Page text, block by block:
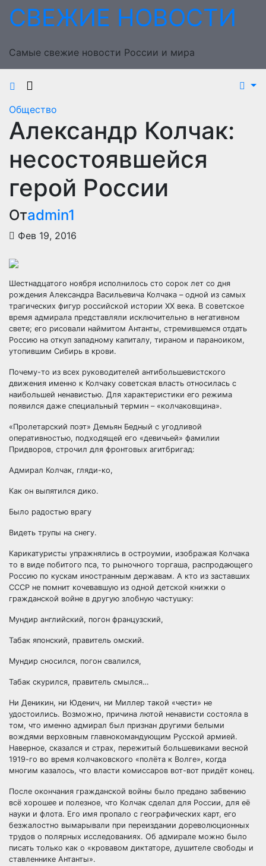
Перейти
СВЕЖИЕ НОВОСТИ
Самые свежие новости России и мира
Общество
Александр Колчак:
несостоявшейся
герой России
Отadmin1
Фев 19, 2016
Шестнадцатого ноября исполнилось сто сорок лет со дня
рождения Александра Васильевича Колчака – одной из самых
трагических фигур российской истории XX века. В советское
время адмирала представляли исключительно в негативном
свете; его рисовали наймитом Антанты, стремившемся отдать
Россию на откуп западному капиталу, тираном и параноиком,
утопившим Сибирь в крови.
Почему-то из всех руководителей антибольшевистского
движения именно к Колчаку советская власть относилась с
наибольшей ненавистью. Для характеристики его режима
появился даже специальный термин – «колчаковщина».
«Пролетарский поэт» Демьян Бедный с угодливой
оперативностью, подходящей его «девичьей» фамилии
Придворов, строчил для фронтовых агитбригад:
Адмирал Колчак, гляди-ко,
Как он выпятился дико.
Было радостью врагу
Видеть трупы на снегу.
Карикатуристы упражнялись в остроумии, изображая Колчака
то в виде побитого пса, то рыночного торгаша, распродающего
Россию по кускам иностранным державам. А кто из заставших
СССР не помнит кочевавшую из одной детской книжки о
гражданской войне в другую злобную частушку:
Мундир английский, погон французский,
Табак японский, правитель омский.
Мундир сносился, погон свалился,
Табак скурился, правитель смылся…
Ни Деникин, ни Юденич, ни Миллер такой «чести» не
удостоились. Возможно, причина лютой ненависти состояла в
том, что именно адмирал был признан другими белыми
вождями верховным главнокомандующим Русской армией.
Наверное, сказался и страх, пережитый большевиками весной
1919-го во время колчаковского «полёта к Волге», когда
многим казалось, что власти комиссаров вот-вот придёт конец.
После окончания гражданской войны было предано забвению
всё хорошее и полезное, что Колчак сделал для России, для её
науки и флота. Его имя пропало с географических карт, его
безжалостно вымарывали при переиздании дореволюционных
трудов о полярных исследованиях. Об адмирале можно было
писать только как о «кровавом диктаторе, душителе свободы и
ставленнике Антанты».